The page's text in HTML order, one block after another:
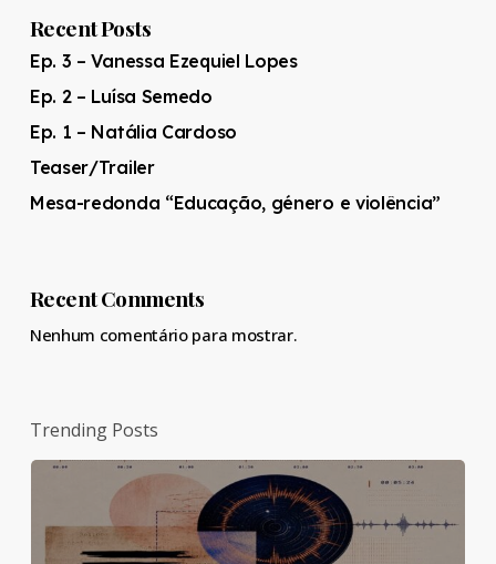
Recent Posts
Ep. 3 – Vanessa Ezequiel Lopes
Ep. 2 – Luísa Semedo
Ep. 1 – Natália Cardoso
Teaser/Trailer
Mesa-redonda “Educação, género e violência”
Recent Comments
Nenhum comentário para mostrar.
Trending Posts